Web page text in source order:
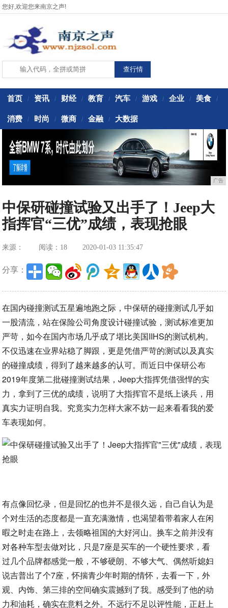
您好,欢迎您来南京之声!
首页 / 资讯 / 财经 / 教育 / 汽车 / 游戏 / 企业 / 美食 /
消费 / 时尚 / 微商 / 金融 / 大数据
广告
中保研碰撞试验又出手了！Jeep大
指挥官“三优”成绩，表现抢眼
来源： 阅读：18 2020-01-03 11:35:47
分享：
在国内碰撞测试五星遍地跑之际，中保研的碰撞测试几乎如
一股清流，站在保险公司角度设计碰撞试验，测试标准更加
严苛，如今在国内市场几乎成了堪比美国IIHS的测试机构。
不仅迅速在业界站稳了脚跟，更是凭借严苛的测试以及真实
的碰撞成绩，得到了越来越多的认可。而近日中保研公布
2019年度第二批碰撞测试结果，Jeep大指挥凭借强悍的实
力，拿到了三优的成绩，说明了大指挥官不是纸上谈兵，用
真实力证明自我。究竟实力怎样大家不妨一起来看看我的爱
车表现如何。
有点像回忆录，但是回忆的也并不是很久远，自己自认为是
个对生活的态度都是一直充满激情，也渴望着带着家人在闲
暇之时走在路上，去领略祖国的大好河山。换车之前并没有
对各种车型去做对比，只是7座是买车的一个硬性要求，看
过几个品牌都感觉一般，不够硬朗、不够大气、偶然听媳妇
说吉普出了个7座，怀揣青少年时期的情怀，去看一下，外
观、内饰、第三排的空间确实震撼到了我。感受到了他的动
力和油耗，确实在意料之外。不远行不足以评性能，正赶上